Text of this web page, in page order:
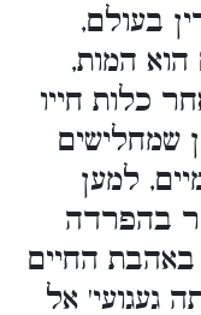
בעולם,
המות,
כלות חייו
שמחלישים
למען
בהפרדה
החיים
געגועי' אל